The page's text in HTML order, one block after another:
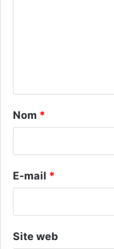
Nom *
E-mail *
Site web